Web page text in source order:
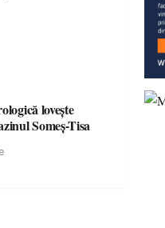
lovește
Someș-Tisa